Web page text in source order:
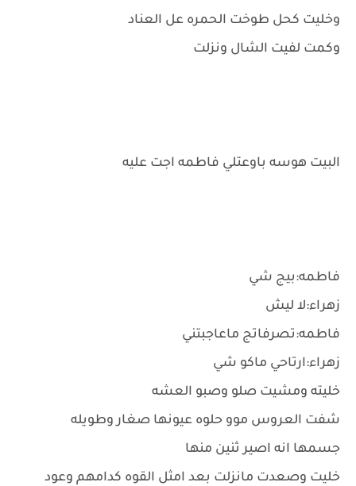
وخليت كحل طوخت الحمره عل العناد
وكمت لفيت الشال ونزلت
البيت هوسه باوعتلي فاطمه اجت عليه
فاطمه:بيج شي
زهراء:لا ليش
فاطمه:تصرفاتج ماعاجبتني
زهراء:ارتاحي ماكو شي
خليته ومشيت صلو وصبو العشه
شفت العروس موو حلوه عيونها صغار وطويله
جسمها انه اصير ثنين منها
خليت وصعدت مانزلت بعد امثل القوه كدامهم وعود